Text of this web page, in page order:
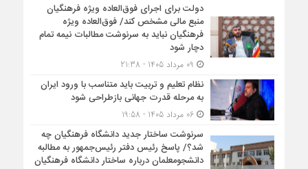
دولت برای اجرای فوق‌العاده ویژه فرهنگیان
منبع مالی مشخص کند/ فوق‌العاده ویژه
فرهنگیان نباید به سرنوشت مطالبات نیمه‌ تمام
دچار شود
نظام تعلیم و تربیت باید متناسب با ورود ایران
به مرحله قدرت جهانی بازطراحی شود
06 مرداد 1405 - 19:58
سرنوشت ساختار جدید دانشگاه فرهنگیان چه
شد؟/ پاسخ رئیس دفتر رئیس‌جمهور به مطالبه
دانشجومعلمان درباره ساختار دانشگاه فرهنگیان